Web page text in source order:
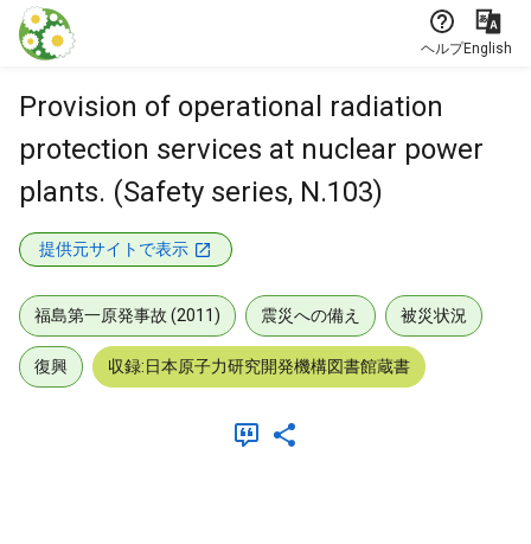
本文に飛ぶ
ヘルプEnglish
Provision of operational radiation
protection services at nuclear power
plants. (Safety series, N.103)
提供元サイトで表示
福島第一原発事故 (2011) 震災への備え 被災状況
復興 収録:日本原子力研究開発機構図書館蔵書